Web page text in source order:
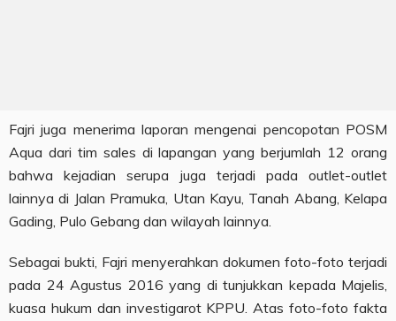
Fajri juga menerima laporan mengenai pencopotan POSM
Aqua dari tim sales di lapangan yang berjumlah 12 orang
bahwa kejadian serupa juga terjadi pada outlet-outlet
lainnya di Jalan Pramuka, Utan Kayu, Tanah Abang, Kelapa
Gading, Pulo Gebang dan wilayah lainnya.
Sebagai bukti, Fajri menyerahkan dokumen foto-foto terjadi
pada 24 Agustus 2016 yang di tunjukkan kepada Majelis,
kuasa hukum dan investigarot KPPU. Atas foto-foto fakta